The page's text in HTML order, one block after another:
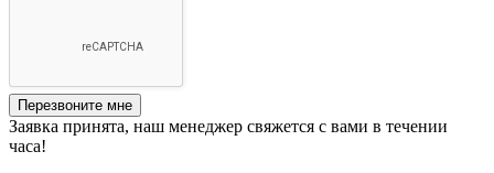
Перезвоните мне
Заявка принята, наш менеджер свяжется с вами в течении
часа!